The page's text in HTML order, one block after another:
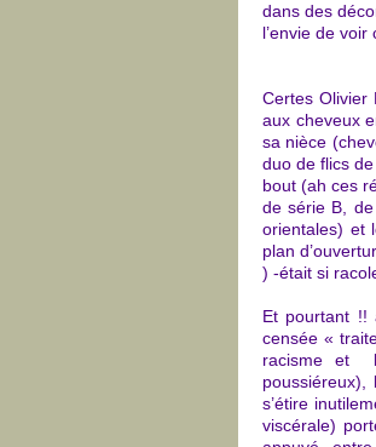
dans des
l’envie de voir
Certes Olivier
aux cheveux
sa nièce
duo de flics
bout (ah ces
de série B,
orientales) et
plan
) -était si
Et pourtant !!
censée «
racisme et
s’étire
viscérale)